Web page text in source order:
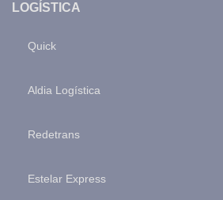
LOGÍSTICA
Quick
Aldia Logística
Redetrans
Estelar Express